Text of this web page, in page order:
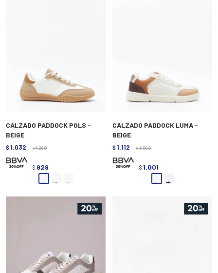
CALZADO PADDOCK POLS -
BEIGE
$ 1.032 $ 1.290
$ 929
CALZADO PADDOCK LUMA -
BEIGE
$ 1.112 $ 1.390
$ 1.001